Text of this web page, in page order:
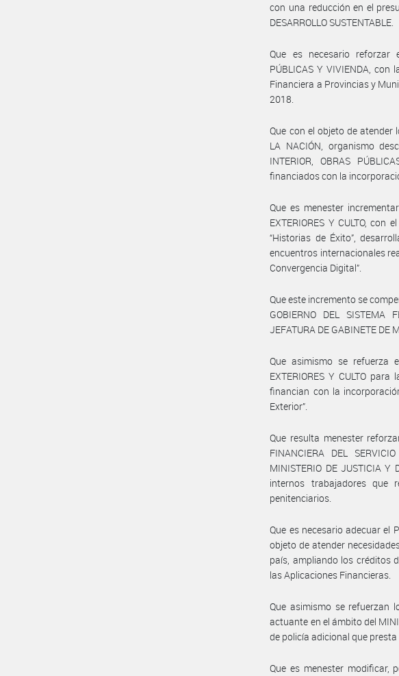
con una reducción en el
DESARROLLO SUSTENTABLE.
Que es necesario reforzar
PÚBLICAS Y VIVIENDA,
Financiera a Provincias y
2018.
Que con el objeto de atender
LA NACIÓN, organismo
INTERIOR, OBRAS
financiados con la
Que es menester
EXTERIORES Y CULTO,
“Historias de Éxito”,
encuentros internacionales
Convergencia Digital”.
Que este incremento se
GOBIERNO DEL SISTEMA
JEFATURA DE GABINETE DE
Que asimismo se refuerza
EXTERIORES Y CULTO
financian con la
Exterior”.
Que resulta menester
FINANCIERA DEL
MINISTERIO DE JUSTICIA
internos trabajadores que
penitenciarios.
Que es necesario adecuar el
objeto de atender
país, ampliando los créditos
las Aplicaciones Financieras.
Que asimismo se refuerzan
actuante en el ámbito del
de policía adicional que
Que es menester modificar,